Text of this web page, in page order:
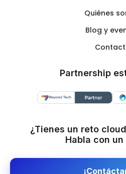
Quiénes
Blog y
Partnership
¿Tienes un reto
Habla con